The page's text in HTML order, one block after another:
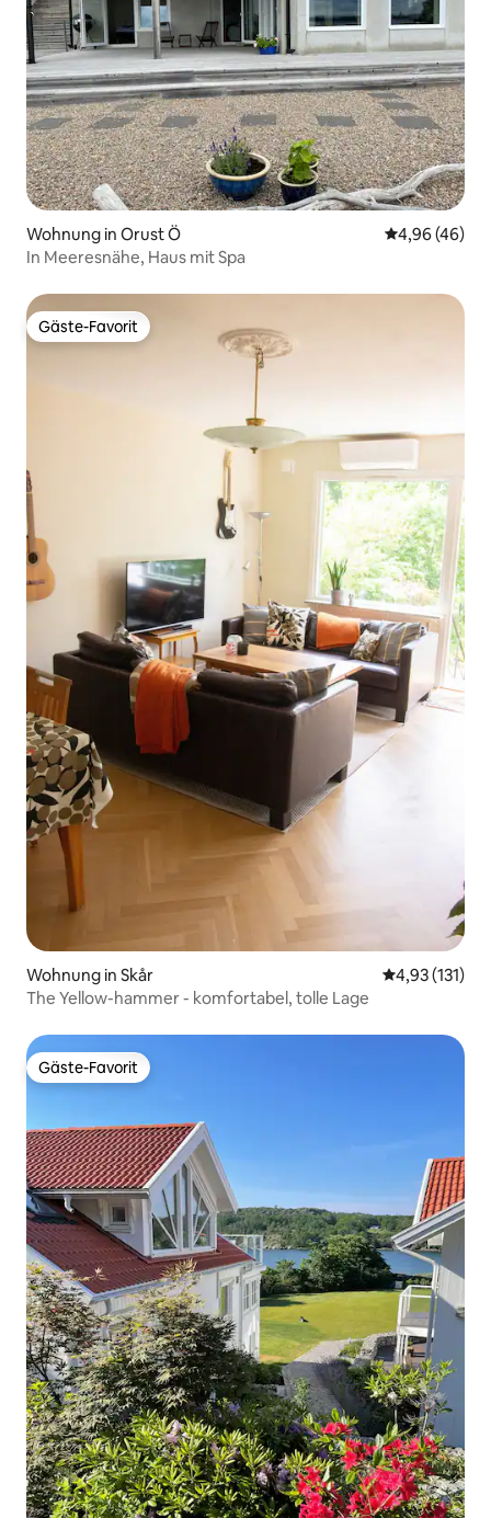
Wohnung in Orust Ö
4,96 (46)
In Meeresnähe, Haus mit Spa
Gäste-Favorit
Gäste-Favorit
Wohnung in Skår
4,93 (131)
The Yellow-hammer - komfortabel, tolle Lage
Gäste-Favorit
Gäste-Favorit